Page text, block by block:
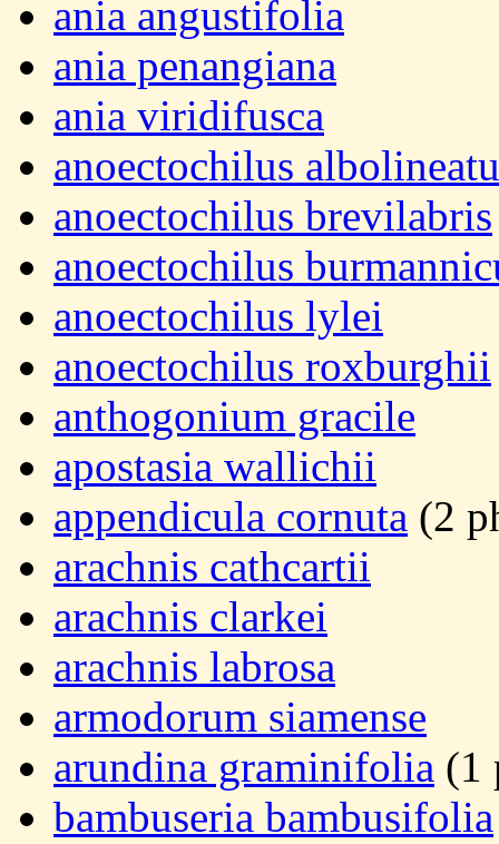
ania angustifolia
ania penangiana
ania viridifusca
anoectochilus
anoectochilus brevilabris
anoectochilus
anoectochilus lylei
anoectochilus roxburghii
anthogonium gracile
apostasia wallichii
appendicula cornuta (2
arachnis cathcartii
arachnis clarkei
arachnis labrosa
armodorum siamense
arundina graminifolia (1
bambuseria bambusifolia